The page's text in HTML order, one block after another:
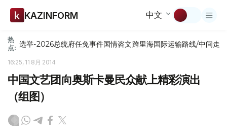
KAZINFORM 中文
热
点: 选举-2026总统府任免事件国情咨文跨里海国际运输路线/中间走廊
16:25, 11 8月 2014
中国文艺团向奥斯卡曼民众献上精彩演出
（组图）